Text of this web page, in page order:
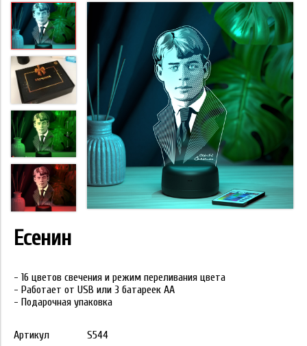
Есенин
- 16 цветов свечения и режим переливания цвета
- Работает от USB или 3 батареек АА
- Подарочная упаковка
Артикул S544